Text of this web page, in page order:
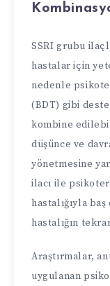
SSRI grubu
hastalar için
nedenle
(BDT) gibi
kombine
düşünce ve
yönetmesine
ilacı ile
hastalığıyla
hastalığın
Araştırmalar,
uygulanan